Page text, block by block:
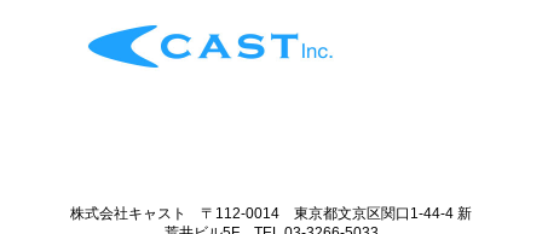
株式会社キャスト 〒112-0014 東京都文京区関口1-44-4 新